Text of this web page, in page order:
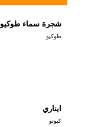
شجرة سماء طوكيو
طوكيو
ايناري
كيوتو